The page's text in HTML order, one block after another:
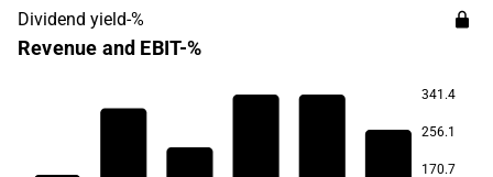
Dividend yield-%
Revenue and EBIT-%
341.4
256.1
170.7